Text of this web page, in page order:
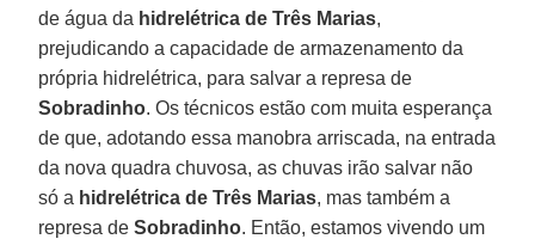
de água da hidrelétrica de Três Marias,
prejudicando a capacidade de armazenamento da
própria hidrelétrica, para salvar a represa de
Sobradinho. Os técnicos estão com muita esperança
de que, adotando essa manobra arriscada, na entrada
da nova quadra chuvosa, as chuvas irão salvar não
só a hidrelétrica de Três Marias, mas também a
represa deSobradinho. Então, estamos vivendo um